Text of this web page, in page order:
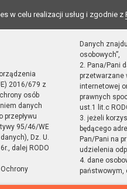
w celu realizacji usług i zgodnie z
2016/679 z
osób
danych
przepływu
95/46/WE
Dz. U.
dalej RODO
Danych
osobowych”,
2. Pana/Pani
przetwarzane
internetowej
prawnych
ust.1 lit.c
3. jeżeli
będącego
Pan/Pani na
udzielenia
4. dane
państwowym,